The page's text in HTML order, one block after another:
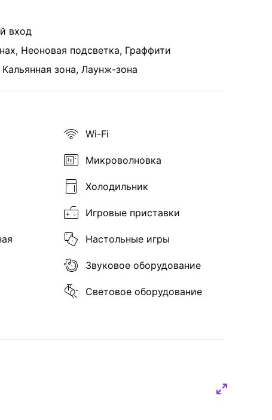
вход
Неоновая подсветка, Граффити
Кальянная зона, Лаунж-зона
Wi-Fi
Микроволновка
Холодильник
Игровые приставки
Настольные игры
Звуковое оборудование
Световое оборудование